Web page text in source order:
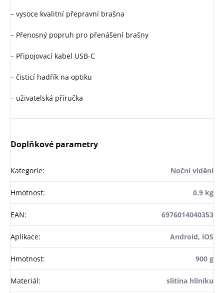
– vysoce kvalitní přepravní brašna
– Přenosný popruh pro přenášení brašny
– Připojovací kabel USB-C
– čisticí hadřík na optiku
– uživatelská příručka
Doplňkové parametry
Kategorie: Noční vidění
Hmotnost: 0.9 kg
EAN: 6976014040353
Aplikace: Android, iOS
Hmotnost: 900 g
Materiál: slitina hliníku